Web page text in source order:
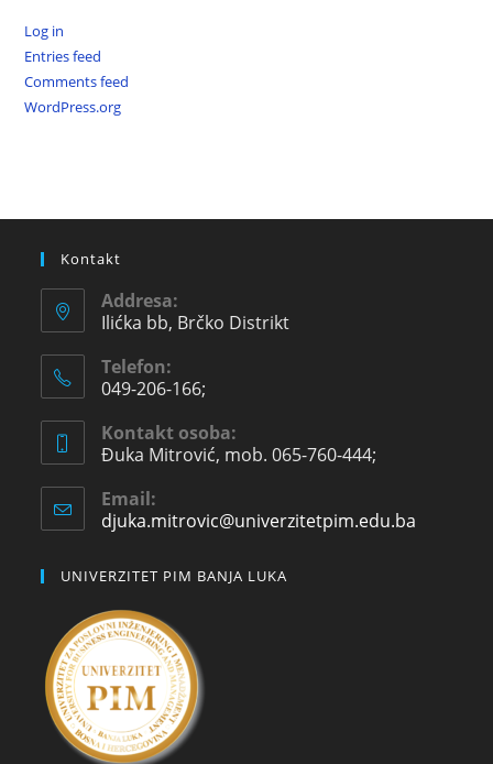
Log in
Entries feed
Comments feed
WordPress.org
Kontakt
Addresa:
Ilićka bb, Brčko Distrikt
Telefon:
049-206-166;
Kontakt osoba:
Đuka Mitrović, mob. 065-760-444;
Email:
djuka.mitrovic@univerzitetpim.edu.ba
UNIVERZITET PIM BANJA LUKA